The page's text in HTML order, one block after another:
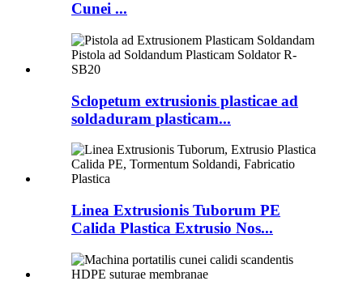
Cunei ...
Sclopetum extrusionis plasticae ad
soldaduram plasticam...
Linea Extrusionis Tuborum PE
Calida Plastica Extrusio Nos...